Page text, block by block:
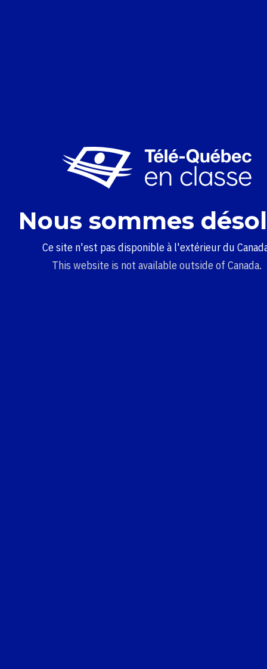
Nous sommes
Ce site n'est pas disponible à l'extérieur du
This website is not available outside of Canada.